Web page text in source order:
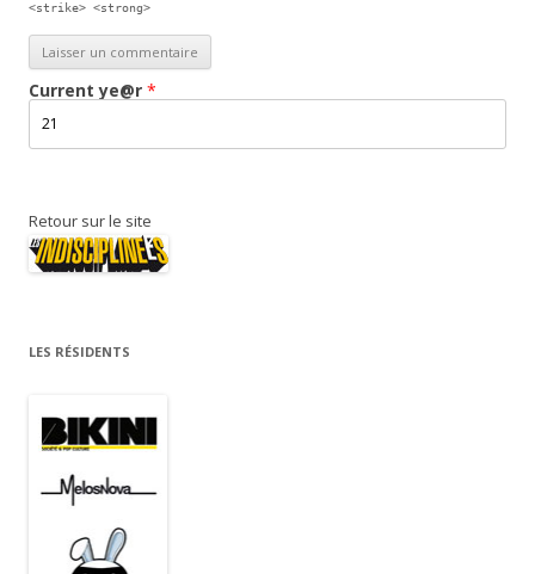
<strike> <strong>
Currentye@r *
Retour sur le site
LES RÉSIDENTS